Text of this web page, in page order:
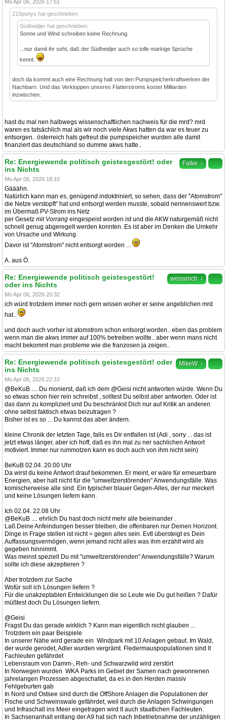
Mo Apr 06, 2026 17:51
210ponys hat geschrieben:
Südheidjer hat geschrieben:
Sonne und Wind schreiben keine Rechnung.
...nur damit ihr seht, daß der Südheidjer auch so tolle markige Sprüche
kennt.
doch da kommt auch eine Rechnung halt von den Pumpspeicherkraftwerken der
Nachbarn. Und das Verkloppen unseres Flatterstroms kostet Milliarden
inzwischen.
hast du mal nen halbwegs wissenschaftlichen nachweis für die mrd? mrd
waren es tatsächlich mal als wir noch viele Akws hatten da war es teuer zu
entsorgen.. österreich hats gefreut die pumpspeicher wurden alle damit
finanziert das deutschland so dumme akws hatte..
Falke ↓
Re: Energiewende politisch geistesgestört! oder
ins Nichts
Mo Apr 06, 2026 18:10
Gääähn.
Natürlich kann man es, genügend indoktriniert, so sehen, dass der "Atomstrom"
die Netze verstopft" hat und entsorgt werden musste, sobald nennenswert bzw.
im Übermaß PV-Strom ins Netz
per Gesetz mit Vorrang eingespeist worden ist und die AKW naturgemäß nicht
schnell genug abgeregelt werden konnten. Es ist aber im Denken die Umkehr
von Ursache und Wirkung.
Davor ist "Atomstrom" nicht entsorgt worden ...
A. aus Ö.
weissnich ↓
Re: Energiewende politisch geistesgestört!
oder ins Nichts
Mo Apr 06, 2026 20:32
ich würd trotzdem immer noch gern wissen woher er seine angeblichen mrd
hat..
und doch auch vorher ist atomstrom schon entsorgt worden.. eben das problem
wenn man die akws immer auf 100% betreiben wollte.. aber wenn mans nicht
macht bekommt man probleme wie die franzosen ja zeigen..
MikeW ↓
Re: Energiewende politisch geistesgestört! oder
ins Nichts
Mo Apr 06, 2026 22:10
@BeKuB .... Du monierst, daß ich dem @Geisi nicht antworten würde. Wenn Du
so etwas schon hier rein schreibst , solltest Du selbst aber antworten. Oder ist
das dann zu kompliziert und Du beschränkst Dich nur auf Kritik an anderen
ohne selbst faktisch etwas beizutragen ?
Bisher ist es so ... Du kannst das aber ändern.
kleine Chronik der letzten Tage, falls es Dir entfallen ist (Adi , sorry ... das ist
jetzt etwas länger, aber ich hoff, daß es ihn mal zu ner sachlichen Antwort
motiviert. Immer nur rummotzen kann es doch auch von ihm nicht sein)
BeKuB 02.04. 20.00 Uhr
Da wirst du keine Antwort drauf bekommen. Er meint, er wäre für erneuerbare
Energien, aber halt nicht für die "umweltzerstörenden" Anwendungsfälle. Was
komischerweise alle sind. Ein typischer blauer Gegen-Alles, der nur meckert
und keine Lösungen liefern kann.
Ich 02.04. 22.08 Uhr
@BeKuB .... ehrlich Du hast doch nicht mehr alle beieinander .
Laß Deine Anfeindungen besser bleiben, die offenbaren nur Deinen Horizont.
Dinge in Frage stellen ist nicht = gegen alles sein. Evtl übersteigt es Dein
Auffassungsvermögen, wenn jemand nicht alles was ihm erzählt wird als
gegeben hinnimmt.
Was meinst speziell Du mit "umweltzerstörenden" Anwendungsfälle? Warum
sollte ich diese akzeptieren ?
Aber trotzdem zur Sache
Wofür soll ich Lösungen liefern ?
Für die unakzeptablen Entwicklungen die so Leute wie Du gut heißen ? Dafür
müßtest doch Du Lösungen liefern.
@Geisi
Fragst Du das gerade wirklich ? Kann man eigentlich nicht glauben ...
Trotzdem ein paar Beispiele
In unserer Nähe wird gerade ein Windpark mit 10 Anlagen gebaut. Im Wald,
der wurde gerodet, Adler wurden vergrämt. Fledermauspopulationen sind lt
Fachleuten gefährdet
Lebensraum von Damm-, Reh- und Schwarzwild wird zerstört
In Norwegen wurden WKA Parks im Gebiet der Samen nach gewonnenen
jahrelangen Prozessen abgeschaltet, da es in den Herden massiv
Fehlgeburten gab
In Nord und Ostsee sind durch die OffShore Anlagen die Populationen der
Fische und Schweinswale gefährdet, weil durch die Anlagen Schwingungen
und Infraschall ins Meer eingetragen wird lt auch staatlichen Fachleuten.
In Sachsenanhalt entlang der A9 hat sich nach Inbetriebnahme der unzähligen